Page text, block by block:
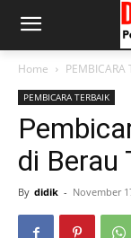
Home PEMBICARA
PEMBICARA TERBAIK
di Berau
By didik - November